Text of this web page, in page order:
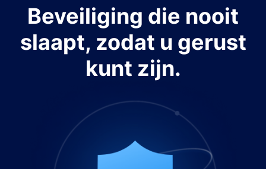
Beveiliging die nooit
slaapt, zodat u gerust
kunt zijn.